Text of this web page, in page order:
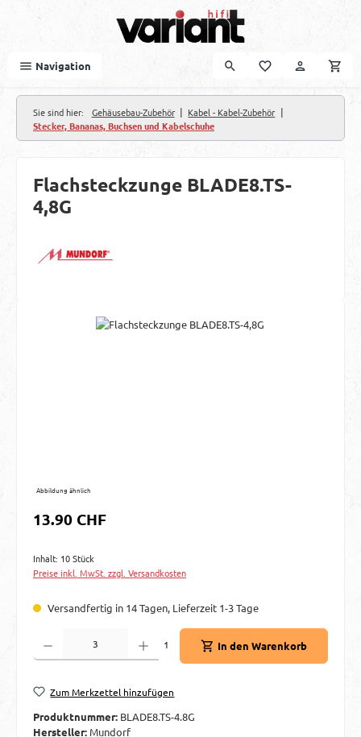
Navigation
Sie sind hier: Gehäusebau-Zubehör | Kabel - Kabel-Zubehör |
Stecker, Bananas, Buchsen und Kabelschuhe
Flachsteckzunge BLADE8.TS-
4,8G
Bildergalerie überspringen
Abbildung ähnlich
Regulärer Preis:
13.90 CHF
Inhalt: 10 Stück
Preise inkl. MwSt. zzgl. Versandkosten
Versandfertig in 14 Tagen, Lieferzeit 1-3 Tage
Produkt Anzahl: Gib den gewünschten Wert ein oder benutze die Schaltflächen
1
In den Warenkorb
Zum Merkzettel hinzufügen
Produktnummer: BLADE8.TS-4.8G
Hersteller: Mundorf